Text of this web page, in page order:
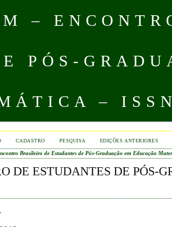
–
PÓS-
–
CADASTRO PESQUISA EDIÇÕES ANTERIORES
Brasileiro de Estudantes de Pós-Graduação em Educação
DE ESTUDANTES DE PÓS-